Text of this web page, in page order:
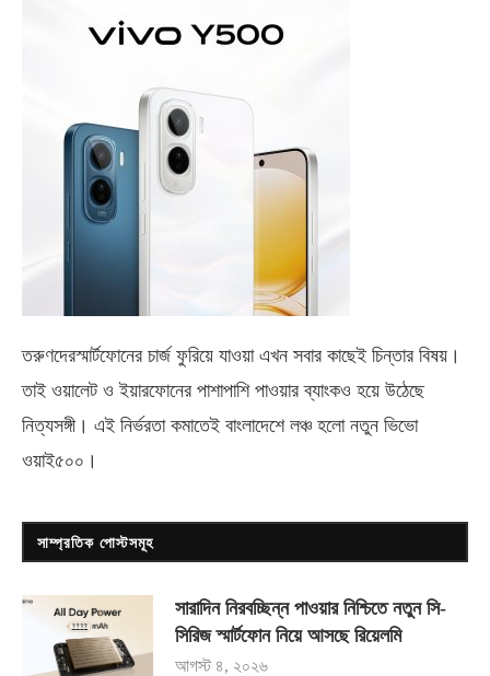
তরুণদেরস্মার্টফোনের চার্জ ফুরিয়ে যাওয়া এখন সবার কাছেই চিন্তার বিষয়।
তাই ওয়ালেট ও ইয়ারফোনের পাশাপাশি পাওয়ার ব্যাংকও হয়ে উঠেছে
নিত্যসঙ্গী। এই নির্ভরতা কমাতেই বাংলাদেশে লঞ্চ হলো নতুন ভিভো
ওয়াই৫০০ ।
সাম্প্রতিক পোস্টসমূহ
সারাদিন নিরবচ্ছিন্ন পাওয়ার নিশ্চিতে নতুন সি-
সিরিজ স্মার্টফোন নিয়ে আসছে রিয়েলমি
আগস্ট ৪, ২০২৬